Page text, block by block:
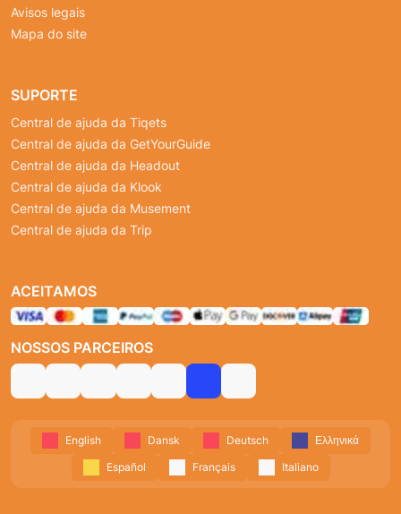
Avisos legais
Mapa do site
SUPORTE
Central de ajuda da Tiqets
Central de ajuda da GetYourGuide
Central de ajuda da Headout
Central de ajuda da Klook
Central de ajuda da Musement
Central de ajuda da Trip
ACEITAMOS
NOSSOS PARCEIROS
English Dansk Deutsch
Ελληνικά
Español
Français Italiano